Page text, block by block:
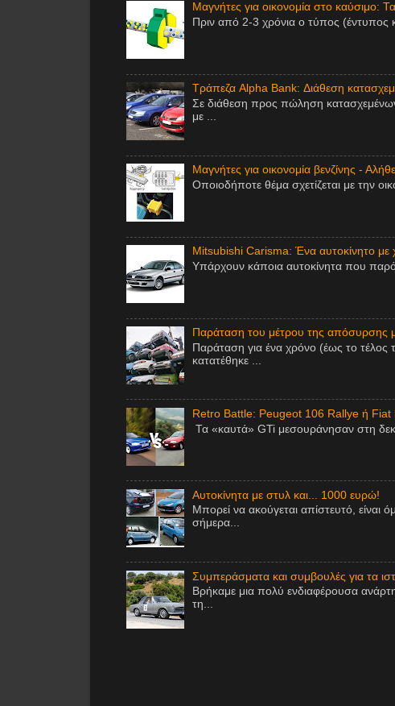
Μαγνήτες για οικονομία στο καύσιμο:
Πριν από 2-3 χρόνια ο τύπος (έντυπος
Τράπεζα Alpha Bank: Διάθεση
Σε διάθεση προς πώληση
με ...
Μαγνήτες για οικονομία βενζίνης -
Οποιοδήποτε θέμα σχετίζεται με την
Mitsubishi Carisma: Ένα αυτοκίνητο με
Υπάρχουν κάποια αυτοκίνητα που
Παράταση του μέτρου της απόσυρσης
Παράταση για ένα χρόνο (έως το
κατατέθηκε ...
Retro Battle: Peugeot 106 Rallye ή Fiat
Τα «καυτά» GTi μεσουράνησαν στη
Αυτοκίνητα με στυλ και... 1000 ευρώ!
Μπορεί να ακούγεται απίστευτό,
σήμερα...
Συμπεράσματα και συμβουλές για τα
Βρήκαμε μια πολύ ενδιαφέρουσα
τη...